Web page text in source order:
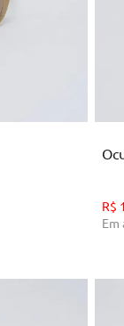
R$
Em